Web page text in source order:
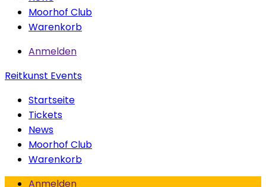
Moorhof Club
Warenkorb
Anmelden
Reitkunst Events
Startseite
Tickets
News
Moorhof Club
Warenkorb
Anmelden